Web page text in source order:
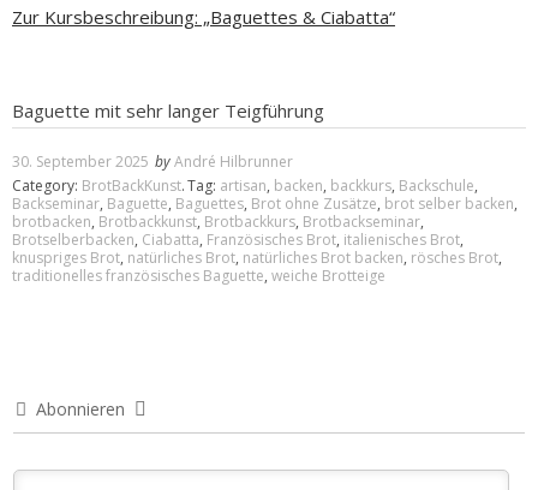
Zur Kursbeschreibung: „Baguettes & Ciabatta“
Baguette mit sehr langer Teigführung
30. September 2025 byAndré Hilbrunner
Category: BrotBackKunst.Tag: artisan, backen, backkurs, Backschule,
Backseminar, Baguette, Baguettes, Brot ohne Zusätze, brot selber backen,
brotbacken, Brotbackkunst, Brotbackkurs, Brotbackseminar,
Brotselberbacken, Ciabatta, Französisches Brot, italienisches Brot,
knuspriges Brot, natürliches Brot, natürliches Brot backen, rösches Brot,
traditionelles französisches Baguette, weiche Brotteige
Abonnieren